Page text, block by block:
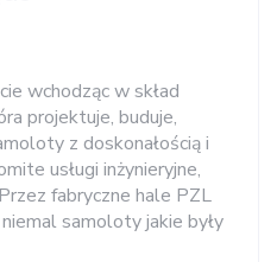
wchodząc w skład
projektuje, buduje,
z doskonałością i
usługi inżynieryjne,
fabryczne hale PZL
samoloty jakie były